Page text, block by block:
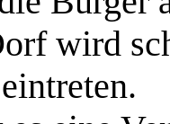
wird